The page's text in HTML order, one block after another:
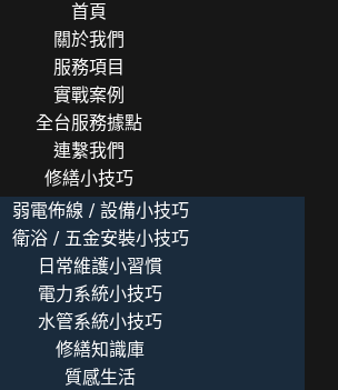
首頁
關於我們
服務項目
實戰案例
全台服務據點
連繫我們
修繕小技巧
弱電佈線 / 設備小技巧
衛浴 / 五金安裝小技巧
日常維護小習慣
電力系統小技巧
水管系統小技巧
修繕知識庫
質感生活